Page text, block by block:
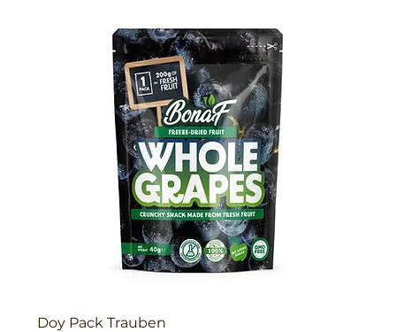
Doy Pack Trauben